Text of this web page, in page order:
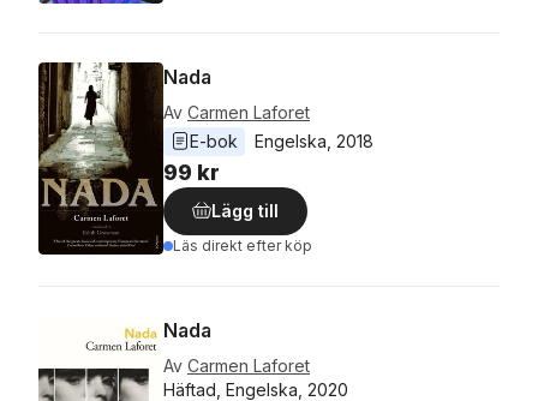
Nada
Av Carmen Laforet
E-bok
Engelska 2018
99 kr
Lägg till
Läs direkt efter köp
Nada
Av Carmen Laforet
Häftad, Engelska, 2020